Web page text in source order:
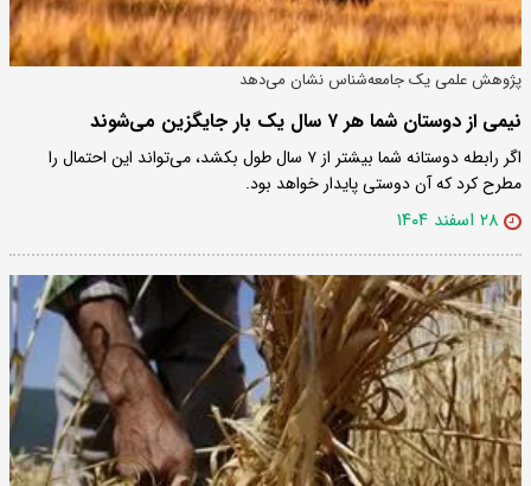
پژوهش علمی یک جامعه‌شناس نشان می‌دهد
نیمی از دوستان شما هر ۷ سال یک بار جایگزین می‌شوند
اگر رابطه دوستانه شما بیشتر از ۷ سال طول بکشد، می‌تواند این احتمال را
مطرح کرد که آن دوستی پایدار خواهد بود.
۲۸ اسفند ۱۴۰۴